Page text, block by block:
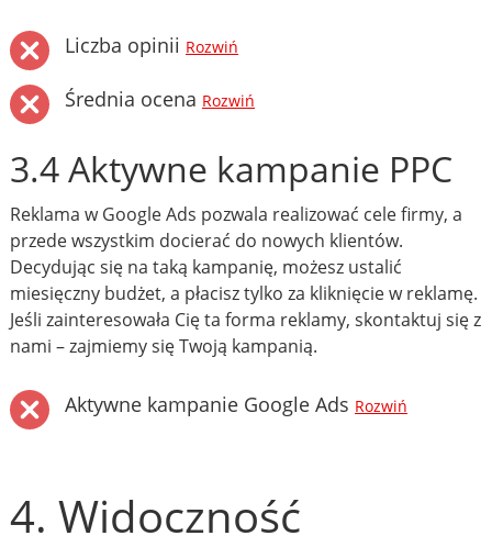
Liczba opinii Rozwiń
Średnia ocena Rozwiń
3.4 Aktywne kampanie PPC
Reklama w Google Ads pozwala realizować cele firmy, a
przede wszystkim docierać do nowych klientów.
Decydując się na taką kampanię, możesz ustalić
miesięczny budżet, a płacisz tylko za kliknięcie w reklamę.
Jeśli zainteresowała Cię ta forma reklamy, skontaktuj się z
nami – zajmiemy się Twoją kampanią.
Aktywne kampanie Google Ads Rozwiń
4. Widoczność